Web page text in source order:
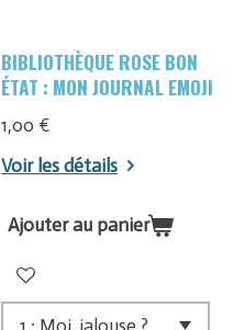
BIBLIOTHÈQUE ROSE BON
ÉTAT : MON JOURNAL EMOJI
1,00 €
Voir les détails
Ajouter au panier